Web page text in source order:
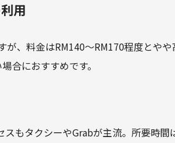
用
、料金はRM140～RM170程度とや
合におすすめです。
もタクシーやGrabが主流。所要時間